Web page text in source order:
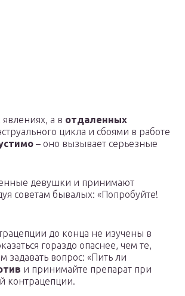
а в отдаленных
цикла и сбоями в работе
– оно вызывает серьезные
девушки и принимают
советам бывалых: «Попробуйте!
до конца не изучены в
гораздо опаснее, чем те,
задавать вопрос: «Пить ли
и принимайте препарат при
контрацепции.